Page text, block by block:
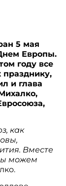
5 мая
Европы.
году все
празднику,
и глава
как
Вместе
можем